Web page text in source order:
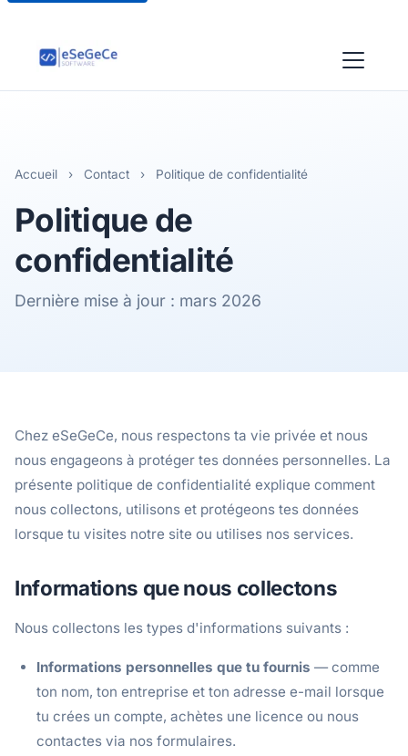
Accueil › Contact › Politique de confidentialité
Politique de
confidentialité
Dernière mise à jour : mars 2026
Chez eSeGeCe, nous respectons ta vie privée et nous
nous engageons à protéger tes données personnelles. La
présente politique de confidentialité explique comment
nous collectons, utilisons et protégeons tes données
lorsque tu visites notre site ou utilises nos services.
Informations que nous collectons
Nous collectons les types d'informations suivants :
Informations personnelles que tu fournis — comme
ton nom, ton entreprise et ton adresse e-mail lorsque
tu crées un compte, achètes une licence ou nous
contactes via nos formulaires.